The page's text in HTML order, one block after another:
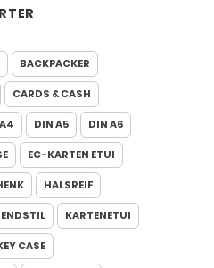
BACKPACKER
CARDS & CASH
DIN A5 DIN A6
EC-KARTEN ETUI
HALSREIF
KARTENETUI
CASE